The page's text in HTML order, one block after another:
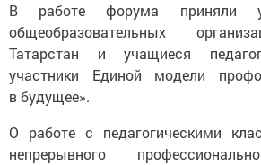
В работе форума приняли
общеобразовательных
Татарстан и учащиеся
участники Единой модели
в будущее».
О работе с педагогическими
непрерывного